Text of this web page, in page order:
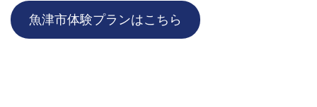
魚津市体験プランはこちら